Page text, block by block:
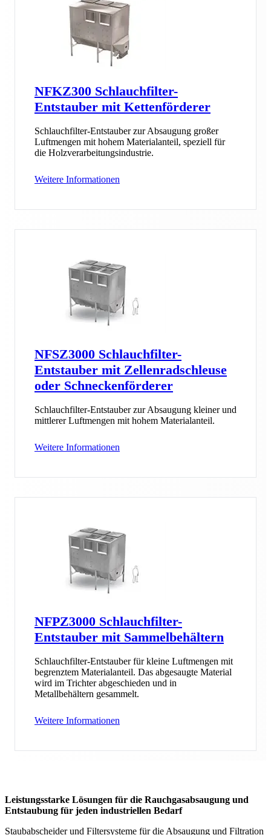
NFKZ300 Schlauchfilter-
Entstauber mit Kettenförderer
Schlauchfilter-Entstauber zur Absaugung großer
Luftmengen mit hohem Materialanteil, speziell für
die Holzverarbeitungsindustrie.
Weitere Informationen
NFSZ3000 Schlauchfilter-
Entstauber mit Zellenradschleuse
oder Schneckenförderer
Schlauchfilter-Entstauber zur Absaugung kleiner und
mittlerer Luftmengen mit hohem Materialanteil.
Weitere Informationen
NFPZ3000 Schlauchfilter-
Entstauber mit Sammelbehältern
Schlauchfilter-Entstauber für kleine Luftmengen mit
begrenztem Materialanteil. Das abgesaugte Material
wird im Trichter abgeschieden und in
Metallbehältern gesammelt.
Weitere Informationen
Leistungsstarke Lösungen für die Rauchgasabsaugung und
Entstaubung für jeden industriellen Bedarf
Staubabscheider und Filtersysteme für die Absaugung und Filtration